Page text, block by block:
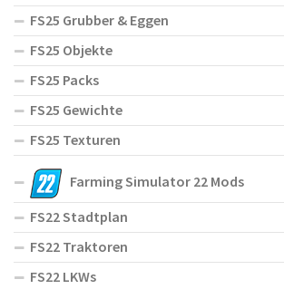
FS25 Grubber & Eggen
FS25 Objekte
FS25 Packs
FS25 Gewichte
FS25 Texturen
Farming Simulator 22 Mods
FS22 Stadtplan
FS22 Traktoren
FS22 LKWs